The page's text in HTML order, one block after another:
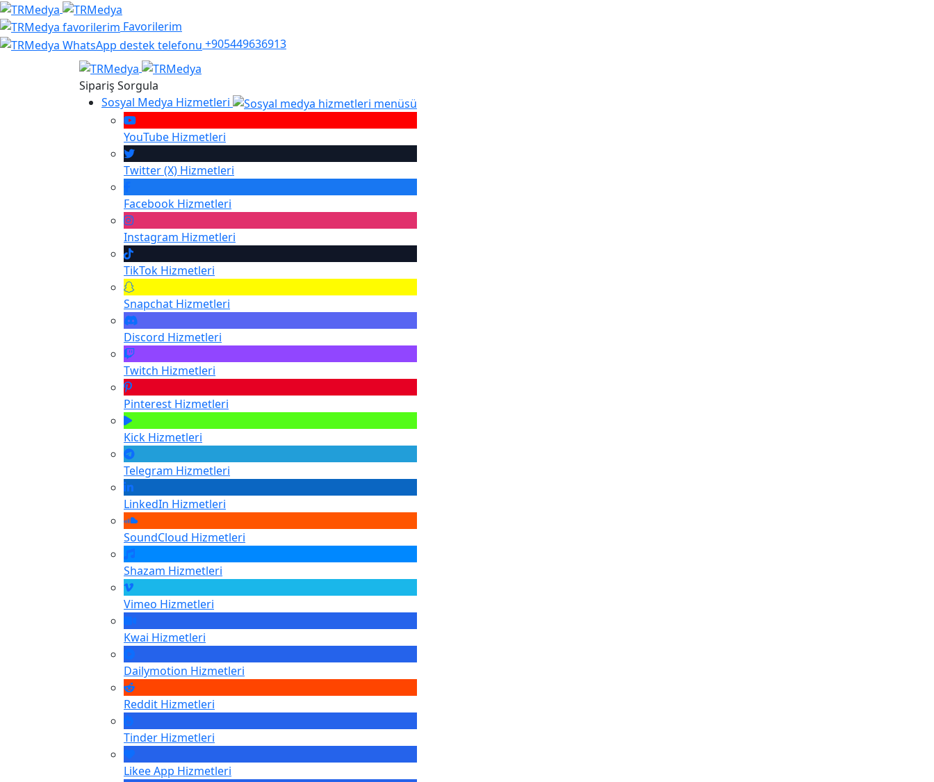
Favorilerim
+905449636913
Sipariş Sorgula
Sosyal Medya Hizmetleri
YouTube Hizmetleri
Twitter (X) Hizmetleri
Facebook Hizmetleri
Instagram Hizmetleri
TikTok Hizmetleri
Snapchat Hizmetleri
Discord Hizmetleri
Twitch Hizmetleri
Pinterest Hizmetleri
Kick Hizmetleri
Telegram Hizmetleri
LinkedIn Hizmetleri
SoundCloud Hizmetleri
Shazam Hizmetleri
Vimeo Hizmetleri
Kwai Hizmetleri
Dailymotion Hizmetleri
Reddit Hizmetleri
Tinder Hizmetleri
Likee App Hizmetleri